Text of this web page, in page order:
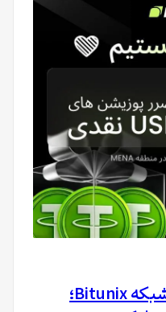
کمپین حمایتی اختلال شبکه Bitunix؛